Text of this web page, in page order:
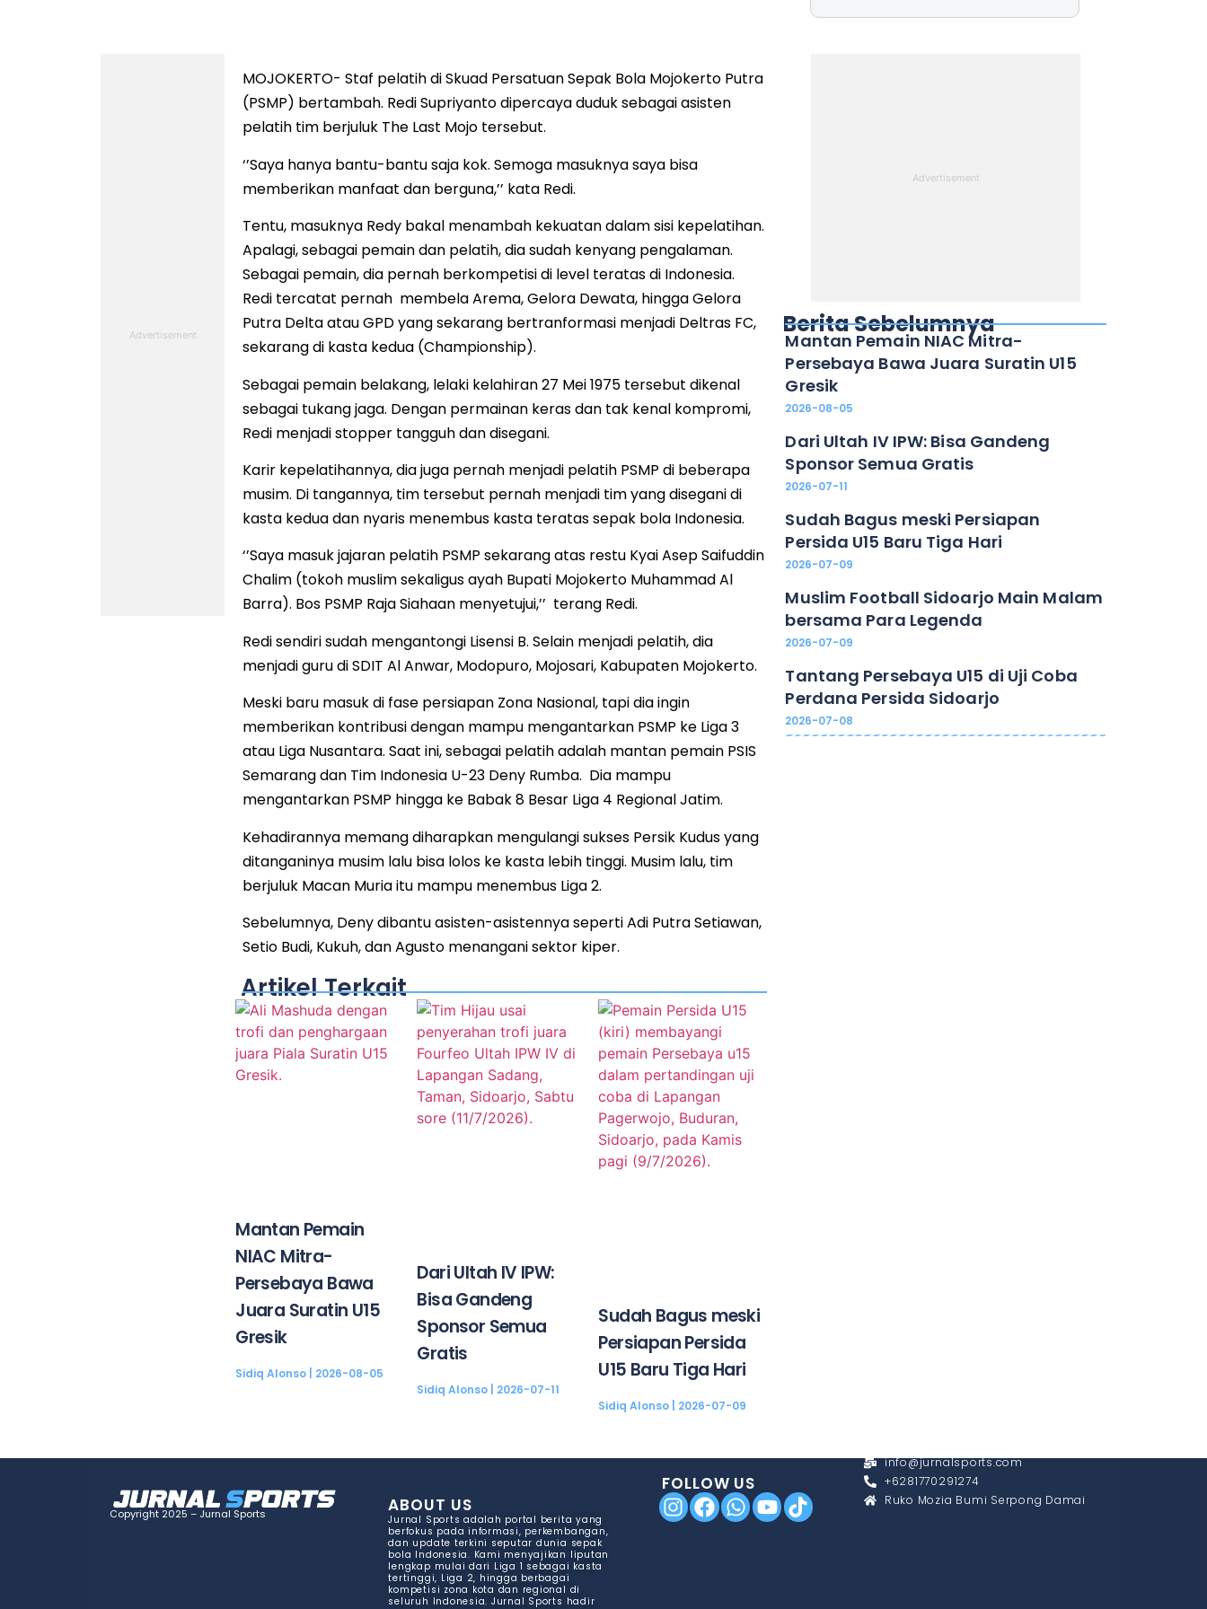
MOJOKERTO- Staf pelatih di Skuad Persatuan Sepak Bola Mojokerto Putra
(PSMP) bertambah. Redi Supriyanto dipercaya duduk sebagai asisten
pelatih tim berjuluk The Last Mojo tersebut.
‘’Saya hanya bantu-bantu saja kok. Semoga masuknya saya bisa
memberikan manfaat dan berguna,’’ kata Redi.
Tentu, masuknya Redy bakal menambah kekuatan dalam sisi kepelatihan.
Apalagi, sebagai pemain dan pelatih, dia sudah kenyang pengalaman.
Sebagai pemain, dia pernah berkompetisi di level teratas di Indonesia.
Redi tercatat pernah membela Arema, Gelora Dewata, hingga Gelora
Putra Delta atau GPD yang sekarang bertranformasi menjadi Deltras FC,
sekarang di kasta kedua (Championship).
Sebagai pemain belakang, lelaki kelahiran 27 Mei 1975 tersebut dikenal
sebagai tukang jaga. Dengan permainan keras dan tak kenal kompromi,
Redi menjadi stopper tangguh dan disegani.
Karir kepelatihannya, dia juga pernah menjadi pelatih PSMP di beberapa
musim. Di tangannya, tim tersebut pernah menjadi tim yang disegani di
kasta kedua dan nyaris menembus kasta teratas sepak bola Indonesia.
‘’Saya masuk jajaran pelatih PSMP sekarang atas restu Kyai Asep Saifuddin
Chalim (tokoh muslim sekaligus ayah Bupati Mojokerto Muhammad Al
Barra). Bos PSMP Raja Siahaan menyetujui,’’ terang Redi.
Redi sendiri sudah mengantongi Lisensi B. Selain menjadi pelatih, dia
menjadi guru di SDIT Al Anwar, Modopuro, Mojosari, Kabupaten Mojokerto.
Meski baru masuk di fase persiapan Zona Nasional, tapi dia ingin
memberikan kontribusi dengan mampu mengantarkan PSMP ke Liga 3
atau Liga Nusantara. Saat ini, sebagai pelatih adalah mantan pemain PSIS
Semarang dan Tim Indonesia U-23 Deny Rumba. Dia mampu
mengantarkan PSMP hingga ke Babak 8 Besar Liga 4 Regional Jatim.
Kehadirannya memang diharapkan mengulangi sukses Persik Kudus yang
ditanganinya musim lalu bisa lolos ke kasta lebih tinggi. Musim lalu, tim
berjuluk Macan Muria itu mampu menembus Liga 2.
Sebelumnya, Deny dibantu asisten-asistennya seperti Adi Putra Setiawan,
Setio Budi, Kukuh, dan Agusto menangani sektor kiper.
Artikel Terkait
Mantan Pemain
NIAC Mitra-
Persebaya Bawa
Juara Suratin U15
Gresik
Sidiq Alonso 2026-08-05
Dari Ultah IV IPW:
Bisa Gandeng
Sponsor Semua
Gratis
Sidiq Alonso 2026-07-11
Sudah Bagus meski
Persiapan Persida
U15 Baru Tiga Hari
Sidiq Alonso 2026-07-09
Berita Sebelumnya
Mantan Pemain NIAC Mitra-
Persebaya Bawa Juara Suratin U15
Gresik
2026-08-05
Dari Ultah IV IPW: Bisa Gandeng
Sponsor Semua Gratis
2026-07-11
Sudah Bagus meski Persiapan
Persida U15 Baru Tiga Hari
2026-07-09
Muslim Football Sidoarjo Main Malam
bersama Para Legenda
2026-07-09
Tantang Persebaya U15 di Uji Coba
Perdana Persida Sidoarjo
2026-07-08
Copyright 2025 – Jurnal Sports ABOUT US
Jurnal Sports adalah portal berita yang
berfokus pada informasi, perkembangan,
dan update terkini seputar dunia sepak
bola Indonesia. Kami menyajikan liputan
lengkap mulai dari Liga 1 sebagai kasta
tertinggi, Liga 2, hingga berbagai
kompetisi zona kota dan regional di
seluruh Indonesia. Jurnal Sports hadir
FOLLOW US
info@jurnalsports.com
+6281770291274
Ruko Mozia Bumi Serpong Damai